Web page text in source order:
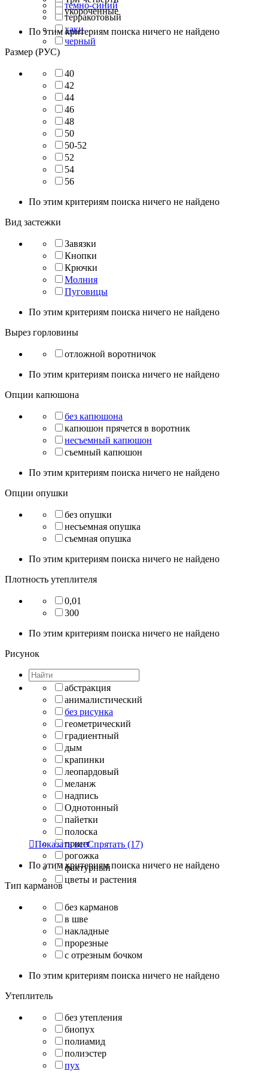
темно-синий
терракотовый
хаки
черный
укороченные
По этим критериям поиска ничего не найдено
Размер (РУС)
40
42
44
46
48
50
50-52
52
54
56
По этим критериям поиска ничего не найдено
Вид застежки
Завязки
Кнопки
Крючки
Молния
Пуговицы
По этим критериям поиска ничего не найдено
Вырез горловины
отложной воротничок
По этим критериям поиска ничего не найдено
Опции капюшона
без капюшона
капюшон прячется в воротник
несъемный капюшон
съемный капюшон
По этим критериям поиска ничего не найдено
Опции опушки
без опушки
несъемная опушка
съемная опушка
По этим критериям поиска ничего не найдено
Плотность утеплителя
0,01
300
По этим критериям поиска ничего не найдено
Рисунок
абстракция
анималистический
без рисунка
геометрический
градиентный
дым
крапинки
леопардовый
меланж
надпись
Однотонный
пайетки
полоска
принт
рогожка
фактурный
цветы и растения
Показать всеСпрятать (17)
По этим критериям поиска ничего не найдено
Тип карманов
без карманов
в шве
накладные
прорезные
с отрезным бочком
По этим критериям поиска ничего не найдено
Утеплитель
без утепления
биопух
полиамид
полиэстер
пух